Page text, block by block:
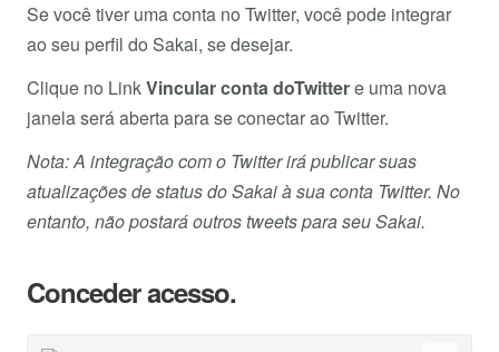
Se você tiver uma conta no Twitter, você pode integrar
ao seu perfil do Sakai, se desejar.
Clique no LinkVincular conta doTwittere uma nova
janela será aberta para se conectar ao Twitter.
Nota: A integração com o Twitter irá publicar suas
atualizações de status do Sakai à sua conta Twitter. No
entanto, não postará outros tweets para seu Sakai.
Conceder acesso.